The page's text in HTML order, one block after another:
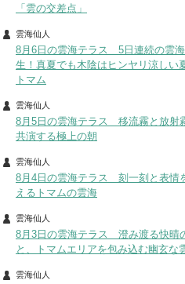
「雲の交差点」
雲海仙人
8月6日の雲海テラス 5日連続の雲
生！真夏でも木陰はヒンヤリ涼しい
トマム
雲海仙人
8月5日の雲海テラス 移流霧と放射
共演する極上の朝
雲海仙人
8月4日の雲海テラス 刻一刻と表情
えるトマムの雲海
雲海仙人
8月3日の雲海テラス 澄み渡る快晴
と、トマムエリアを包み込む幽玄な
雲海仙人